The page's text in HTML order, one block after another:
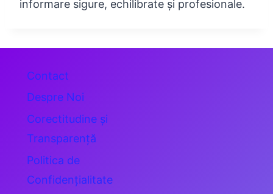
informare sigure, echilibrate și profesionale.
Contact
Despre Noi
Corectitudine și
Transparență
Politica de
Confidențialitate